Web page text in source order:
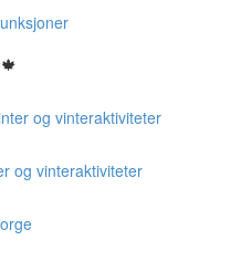
og vinteraktiviteter
og vinteraktiviteter